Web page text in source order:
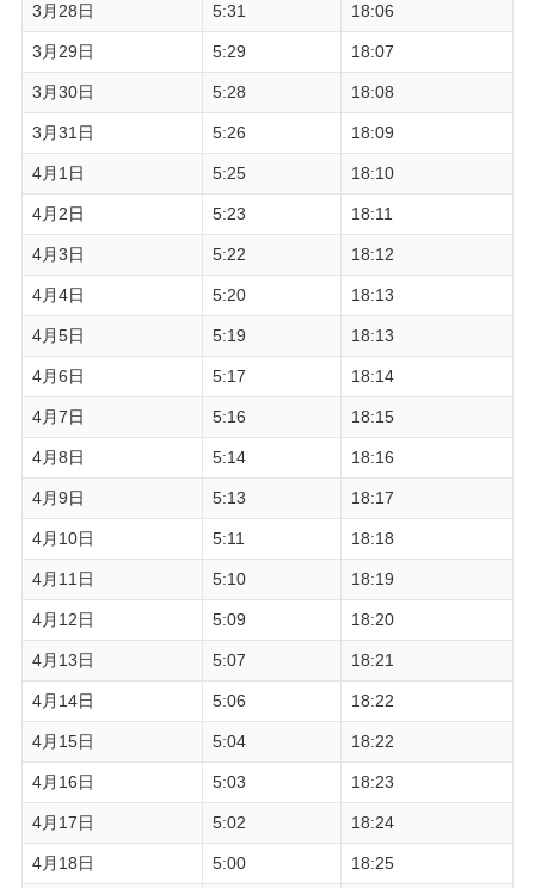
3月28日 5:31 18:06
3月29日 5:29 18:07
3月30日 5:28 18:08
3月31日 5:26 18:09
4月1日 5:25 18:10
4月2日 5:23 18:11
4月3日 5:22 18:12
4月4日 5:20 18:13
4月5日 5:19 18:13
4月6日 5:17 18:14
4月7日 5:16 18:15
4月8日 5:14 18:16
4月9日 5:13 18:17
4月10日 5:11 18:18
4月11日 5:10 18:19
4月12日 5:09 18:20
4月13日 5:07 18:21
4月14日 5:06 18:22
4月15日 5:04 18:22
4月16日 5:03 18:23
4月17日 5:02 18:24
4月18日 5:00 18:25